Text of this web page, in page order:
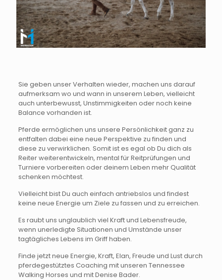
Sie geben unser Verhalten wieder, machen uns darauf
aufmerksam wo und wann in unserem Leben, vielleicht
auch unterbewusst, Unstimmigkeiten oder noch keine
Balance vorhanden ist.
Pferde ermöglichen uns unsere Persönlichkeit ganz zu
entfalten dabei eine neue Perspektive zu finden und
diese zu verwirklichen. Somit ist es egal ob Du dich als
Reiter weiterentwickeln, mental für Reitprüfungen und
Turniere vorbereiten oder deinem Leben mehr Qualität
schenken möchtest.
Vielleicht bist Du auch einfach antriebslos und findest
keine neue Energie um Ziele zu fassen und zu erreichen.
Es raubt uns unglaublich viel Kraft und Lebensfreude,
wenn unerledigte Situationen und Umstände unser
tagtägliches Lebens im Griff haben.
Finde jetzt neue Energie, Kraft, Elan, Freude und Lust durch
pferdegestütztes Coaching mit unseren Tennessee
Walking Horses und mit Denise Bader.